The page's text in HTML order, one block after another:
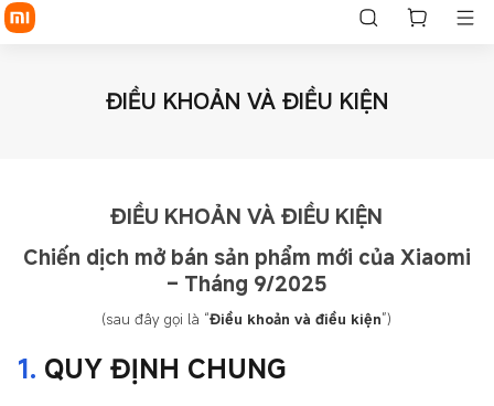
ĐIỀU KHOẢN VÀ ĐIỀU KIỆN
ĐIỀU KHOẢN VÀ ĐIỀU KIỆN
Chiến dịch mở bán sản phẩm mới của Xiaomi
– Tháng 9/2025
(sau đây gọi là “Điều khoản và điều kiện”)
1. QUY ĐỊNH CHUNG